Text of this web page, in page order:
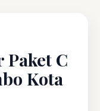
C
Kota